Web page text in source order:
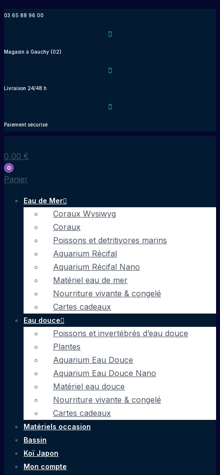
03 65 88 96 00
Magasin à Gauchy (02)
Livraison 24/48 h
Paiement sécurisé
0,00 €
0
Panier
Eau de Mer
Coraux Wysiwyg
Coraux
Poissons et detritivores marins
Aquarium Récifal
Aquarium Récifal Nano
Matériel eau de mer
Nourriture vivante & congelé
Cartes cadeaux
Eau douce
Poissons et invertébrés d’eau douce
Plantes
Aquarium Eau Douce
Aquarium Eau Douce Nano
Matériel eau douce
Nourriture vivante & congelé
Cartes cadeaux
Matériels occasion
Bassin
Koï Japon
Mon compte